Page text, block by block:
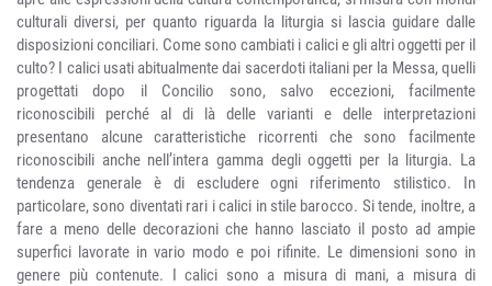
culturali diversi, per quanto riguarda la liturgia si lascia guidare dalle
disposizioni conciliari. Come sono cambiati i calici e gli altri oggetti per il
culto? I calici usati abitualmente dai sacerdoti italiani per la Messa, quelli
progettati dopo il Concilio sono, salvo eccezioni, facilmente
riconoscibili perché al di là delle varianti e delle interpretazioni
presentano alcune caratteristiche ricorrenti che sono facilmente
riconoscibili anche nell’intera gamma degli oggetti per la liturgia. La
tendenza generale è di escludere ogni riferimento stilistico. In
particolare, sono diventati rari i calici in stile barocco. Si tende, inoltre, a
fare a meno delle decorazioni che hanno lasciato il posto ad ampie
superfici lavorate in vario modo e poi rifinite. Le dimensioni sono in
genere più contenute. I calici sono a misura di mani, a misura di